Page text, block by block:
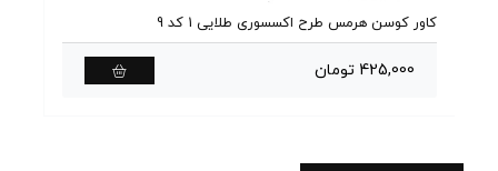
کاور کوسن هرمس طرح اکسسوری طلایی 1 کد 9
425,000 تومان